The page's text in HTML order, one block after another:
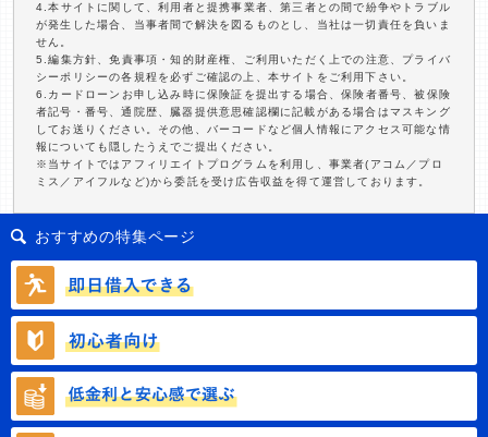
4.本サイトに関して、利用者と提携事業者、第三者との間で紛争やトラブル
が発生した場合、当事者間で解決を図るものとし、当社は一切責任を負いま
せん。
5.編集方針、免責事項・知的財産権、ご利用いただく上での注意、プライバ
シーポリシーの各規程を必ずご確認の上、本サイトをご利用下さい。
6.カードローンお申し込み時に保険証を提出する場合、保険者番号、被保険
者記号・番号、通院歴、臓器提供意思確認欄に記載がある場合はマスキング
してお送りください。その他、バーコードなど個人情報にアクセス可能な情
報についても隠したうえでご提出ください。
※当サイトではアフィリエイトプログラムを利用し、事業者(アコム／プロ
ミス／アイフルなど)から委託を受け広告収益を得て運営しております。
おすすめの特集ページ